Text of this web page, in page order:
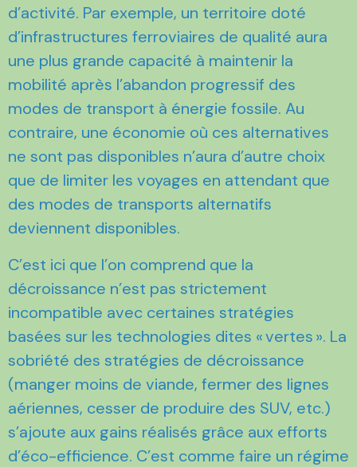
d’activité. Par exemple, un territoire doté
d’infrastructures ferroviaires de qualité aura
une plus grande capacité à maintenir la
mobilité après l’abandon progressif des
modes de transport à énergie fossile. Au
contraire, une économie où ces alternatives
ne sont pas disponibles n’aura d’autre choix
que de limiter les voyages en attendant que
des modes de transports alternatifs
deviennent disponibles.
C’est ici que l’on comprend que la
décroissance n’est pas strictement
incompatible avec certaines stratégies
basées sur les technologies dites « vertes ». La
sobriété des stratégies de décroissance
(manger moins de viande, fermer des lignes
aériennes, cesser de produire des SUV, etc.)
s’ajoute aux gains réalisés grâce aux efforts
d’éco-efficience. C’est comme faire un régime